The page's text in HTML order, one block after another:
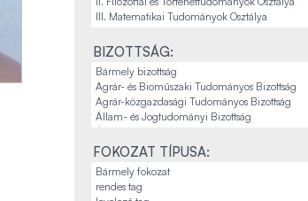
BIZOTTSÁG:
FOKOZAT TÍPUSA: